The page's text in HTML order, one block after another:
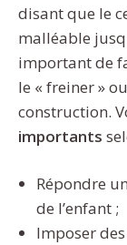
disant que le
malléable
important de
le « freiner »
construction.
importants
Répondre
de l’enfant ;
Imposer